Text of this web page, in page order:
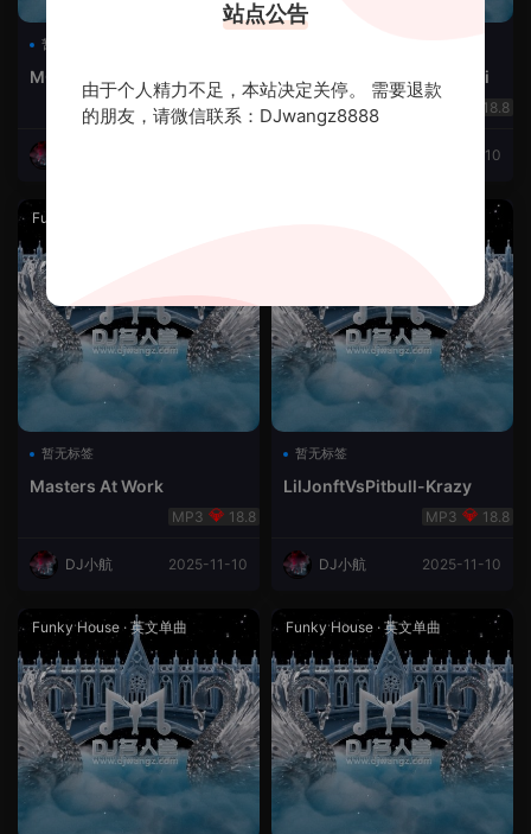
暂无标签
MG Traxx - Burn This City
18.8
MC Batata - Feira de Acari
18.8
2025-11-10
Funky House
暂无标签
Masters At Work
18.8
DJ小航 2025-11-10
暂无标签
LilJonftVsPitbull-Krazy
18.8
DJ小航 2025-11-10
Funky House · 英文单曲 Funky House · 英文单曲
站点公告
由于个人精力不足，本站决定关停。 需要退款
的朋友，请微信联系：DJwangz8888